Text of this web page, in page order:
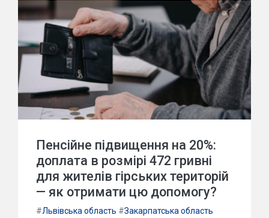
Пенсійне підвищення на 20%:
доплата в розмірі 472 гривні
для жителів гірських територій
— як отримати цю допомогу?
#Львівська область #Закарпатська область